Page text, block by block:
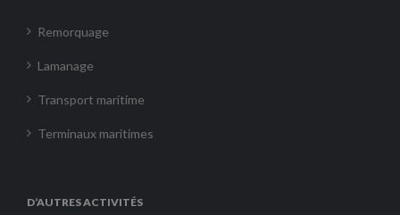
Remorquage
Lamanage
Transport maritime
Terminaux maritimes
D’AUTRES ACTIVITÉS